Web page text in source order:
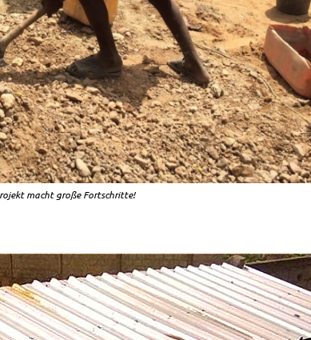
macht große Fortschritte!